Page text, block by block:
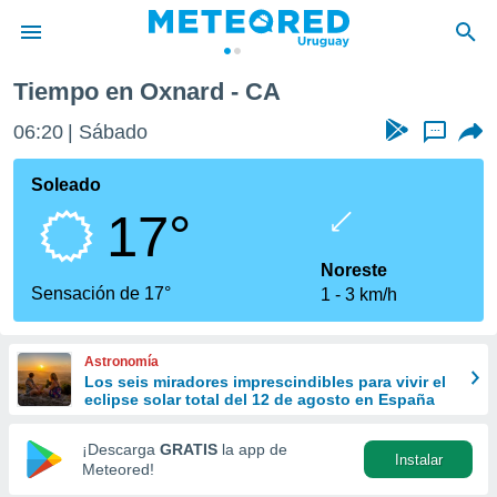
de
ha
calidad.
a este
las
y
forma
digital
basada
Tiempo en Oxnard - CA
06:20 Sábado ...
Soleado
17°
Sensación de 17°
Noreste
1
3 km/h
Astronomía
Los seis miradores imprescindibles para vivir el
eclipse solar total del 12 de agosto en España
¡Descarga GRATIS la app de
Meteored!
Instalar